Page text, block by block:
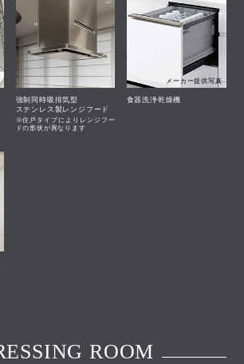
強制同時吸排気型
ステンレス製レンジフード
※住戸タイプによりレンジフー
ドの形状が異なります
メーカー提供写真
食器洗浄乾燥機
ROOM